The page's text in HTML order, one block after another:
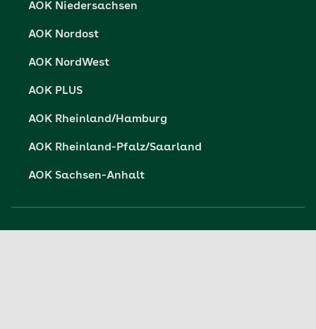
AOK Niedersachsen
AOK Nordost
AOK NordWest
AOK PLUS
AOK Rheinland/Hamburg
AOK Rheinland-Pfalz/Saarland
AOK Sachsen-Anhalt